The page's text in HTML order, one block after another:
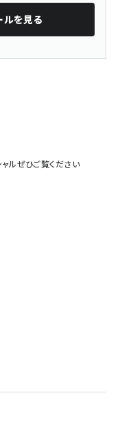
ルを見る
ルぜひご覧ください